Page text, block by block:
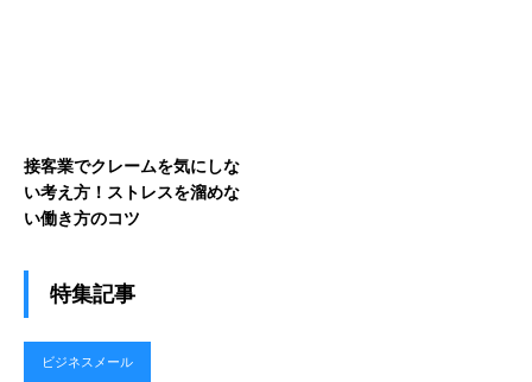
接客業でクレームを気にしな
い考え方！ストレスを溜めな
い働き方のコツ
特集記事
ビジネスメール